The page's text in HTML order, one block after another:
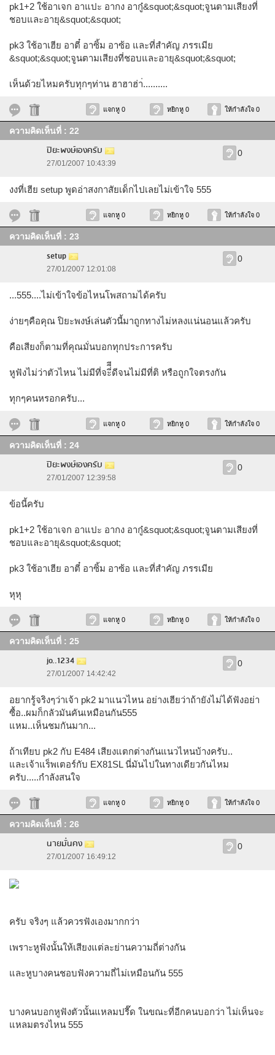
pk1+2 ใช้อาเจก อาแปะ อากง อากู๋&squot;&squot;จูนตามเสียงที่
ชอบและอายุ&squot;&squot;
pk3 ใช้อาเฮีย อาตี๋ อาซิ้ม อาซ้อ และที่สำคัญ ภรรเมีย
&squot;&squot;จูนตามเสียงที่ชอบและอายุ&squot;&squot;
เห็นด้วยไหมครับทุกๆท่าน ฮาฮาฮ่า่..........
แจกหู 0 หยิกหู 0 ให้กำลังใจ 0
ความคิดเห็นที่ : 22
ปิยะพงษ์เองครับ
27/01/2007 10:43:39
0
งงที่เฮีย setup พูดอ่าสงกาสัยเด็กไปเลยไม่เข้าใจ 555
แจกหู 0 หยิกหู 0 ให้กำลังใจ 0
ความคิดเห็นที่ : 23
setup
27/01/2007 12:01:08
0
...555....ไม่เข้าใจข้อไหนโพสถามได้ครับ
ง่ายๆคือคุณ ปิยะพงษ์เล่นตัวนี้มาถูกทางไม่หลงแน่นอนแล้วครับ
คือเสียงก็ตามที่คุณมั่นบอกทุกประการครับ
หูฟังไม่ว่าตัวไหน ไม่มีที่จะี่ีีดีจนไม่มีที่ติ หรือถูกใจตรงกัน
ทุกๆคนหรอกครับ...
แจกหู 0 หยิกหู 0 ให้กำลังใจ 0
ความคิดเห็นที่ : 24
ปิยะพงษ์เองครับ
27/01/2007 12:39:58
0
ข้อนี้ครับ
pk1+2 ใช้อาเจก อาแปะ อากง อากู๋&squot;&squot;จูนตามเสียงที่
ชอบและอายุ&squot;&squot;
pk3 ใช้อาเฮีย อาตี๋ อาซิ้ม อาซ้อ และที่สำคัญ ภรรเมีย
หุหุ
แจกหู 0 หยิกหู 0 ให้กำลังใจ 0
ความคิดเห็นที่ : 25
jo..1234
27/01/2007 14:42:42
0
อยากรู้จริงๆว่าเจ้า pk2 มาแนวไหน อย่างเฮียว่าถ้ายังไม่ได้ฟังอย่า
ซื้อ..ผมก็กลัวมันคันเหมือนกัน555
แหม..เห็นชมกันมาก...
ถ้าเทียบ pk2 กับ E484 เสียงแตกต่างกันแนวไหนบ้างครับ..
และเจ้าแร็พเตอร์กับ EX81SL นี่มันไปในทางเดียวกันไหม
ครับ.....กำลังสนใจ
แจกหู 0 หยิกหู 0 ให้กำลังใจ 0
ความคิดเห็นที่ : 26
นายมั่นคง
27/01/2007 16:49:12
0
ครับ จริงๆ แล้วควรฟังเองมากกว่า
เพราะหูฟังนั้นให้เสียงแต่ละย่านความถี่ต่างกัน
และหูบางคนชอบฟังความถี่ไม่เหมือนกัน 555
บางคนบอกหูฟังตัวนั้นแหลมปรี๊ด ในขณะที่อีกคนบอกว่า ไม่เห็นจะ
แหลมตรงไหน 555